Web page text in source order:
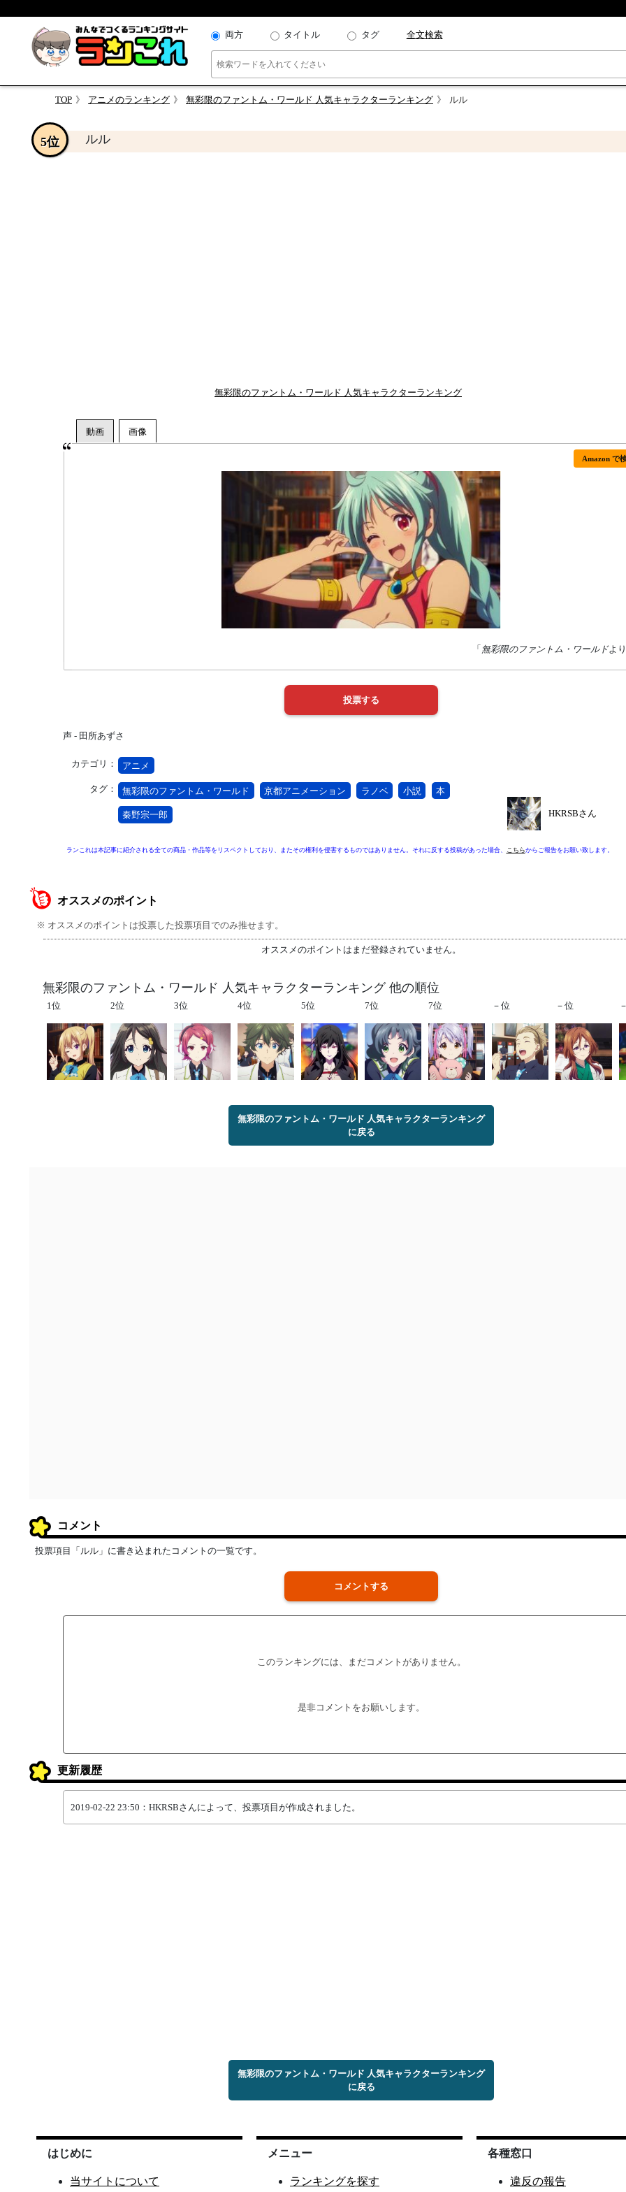
両方 タイトル タグ 全文検索
TOP アニメのランキング 無彩限のファントム・ワールド 人気キャラクターランキング ルル
ルル
5位
無彩限のファントム・ワールド 人気キャラクターランキング
Amazon で
「 無彩限のファントム・ワールドよ
声 - 田所あずさ
カテゴリ： アニメ
タグ： 無彩限のファントム・ワールド 京都アニメーション ラノベ 小説 本
秦野宗一郎 HKRSBさん
ランこれは本記事に紹介される全ての商品・作品等をリスペクトしており、またその権利を侵害するものではありません。それに反する投稿があった場合、 こちらからご報告をお願い致します。
オススメのポイント
※ オススメのポイントは投票した投票項目でのみ推せます。
オススメのポイントはまだ登録されていません。
無彩限のファントム・ワールド 人気キャラクターランキング 他の順位
1位 2位 3位 4位 5位 7位 7位 －位 －位
無彩限のファントム・ワールド 人気キャラクターランキング
に戻る
コメント
投票項目「ルル」に書き込まれたコメントの一覧です。
コメントする
このランキングには、まだコメントがありません。
是非コメントをお願いします。
更新履歴
2019-02-22 23:50：HKRSBさんによって、投票項目が作成されました。
無彩限のファントム・ワールド 人気キャラクターランキング
に戻る
はじめに
当サイトについて
メニュー
ランキングを探す
各種窓口
違反の報告